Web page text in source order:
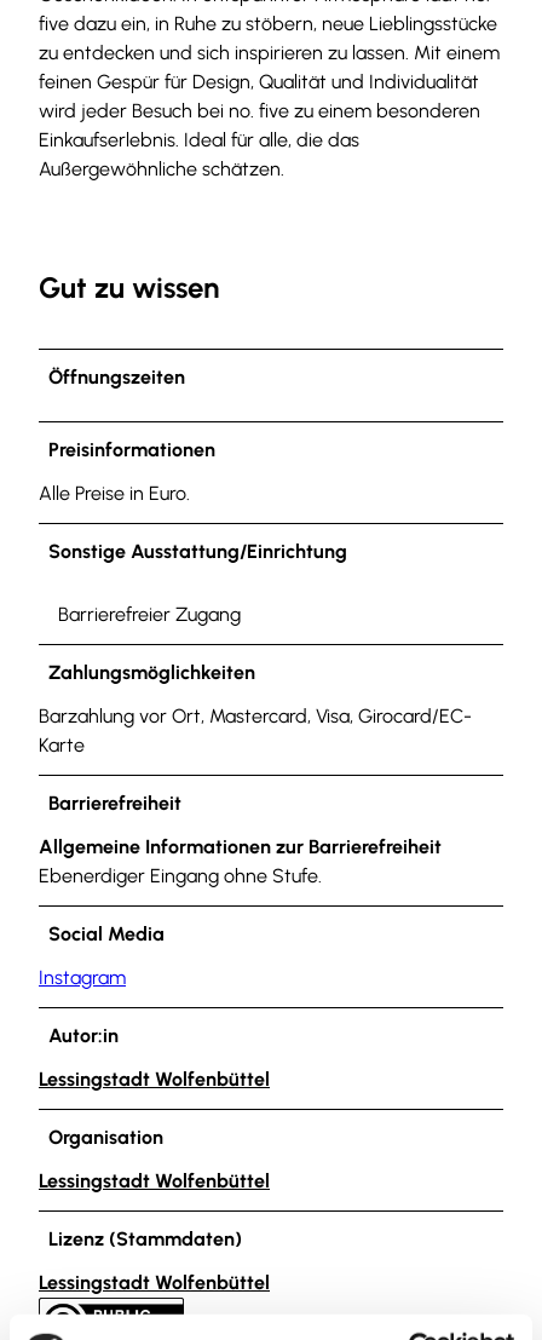
five dazu ein, in Ruhe zu stöbern, neue Lieblingsstücke
zu entdecken und sich inspirieren zu lassen. Mit einem
feinen Gespür für Design, Qualität und Individualität
wird jeder Besuch bei no. five zu einem besonderen
Einkaufserlebnis. Ideal für alle, die das
Außergewöhnliche schätzen.
Gut zu wissen
Öffnungszeiten
Preisinformationen
Alle Preise in Euro.
Sonstige Ausstattung/Einrichtung
Barrierefreier Zugang
Zahlungsmöglichkeiten
Barzahlung vor Ort, Mastercard, Visa, Girocard/EC-
Karte
Barrierefreiheit
Allgemeine Informationen zur Barrierefreiheit
Ebenerdiger Eingang ohne Stufe.
Social Media
Instagram
Autor:in
Lessingstadt Wolfenbüttel
Organisation
Lessingstadt Wolfenbüttel
Lizenz (Stammdaten)
Lessingstadt Wolfenbüttel